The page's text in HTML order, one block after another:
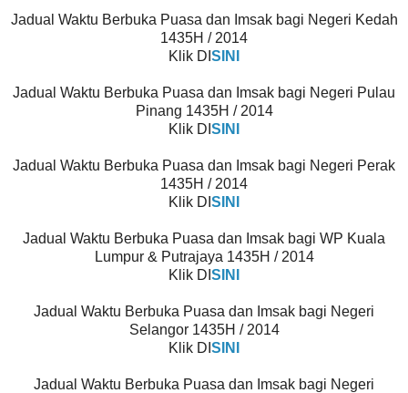
Jadual Waktu Berbuka Puasa dan Imsak bagi Negeri Kedah
1435H / 2014
Klik DI SINI
Jadual Waktu Berbuka Puasa dan Imsak bagi Negeri Pulau
Pinang 1435H / 2014
Klik DI SINI
Jadual Waktu Berbuka Puasa dan Imsak bagi Negeri Perak
1435H / 2014
Klik DI SINI
Jadual Waktu Berbuka Puasa dan Imsak bagi WP Kuala
Lumpur & Putrajaya 1435H / 2014
Klik DI SINI
Jadual Waktu Berbuka Puasa dan Imsak bagi Negeri
Selangor 1435H / 2014
Klik DI SINI
Jadual Waktu Berbuka Puasa dan Imsak bagi Negeri